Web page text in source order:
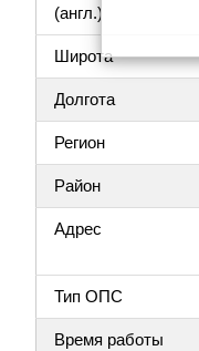
(англ.)
Широта
Долгота
Регион
Район
Адрес
Тип ОПС
Время работы